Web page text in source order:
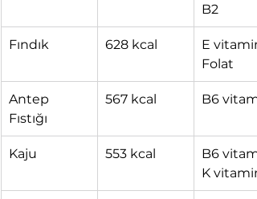
B2
Fındık 628 kcal
E
Folat
Antep
Fıstığı
567 kcal B6
Kaju 553 kcal
B6
K vitamin